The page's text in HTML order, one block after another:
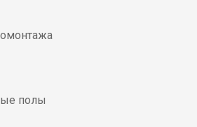
полы